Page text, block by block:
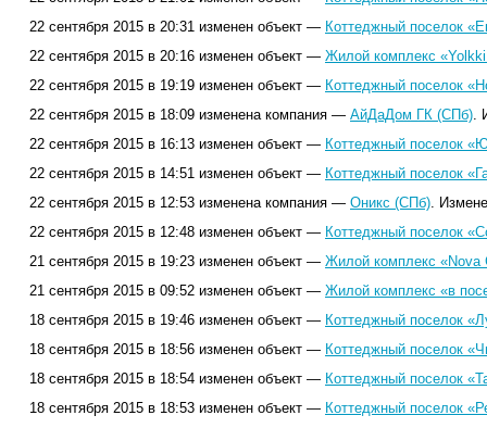
22 сентября 2015 в 20:31 изменен объект — Коттеджный поселок
22 сентября 2015 в 20:16 изменен объект — Жилой комплекс
22 сентября 2015 в 19:19 изменен объект — Коттеджный поселок
22 сентября 2015 в 18:09 изменена компания — АйДаДом ГК (СПб).
22 сентября 2015 в 16:13 изменен объект — Коттеджный поселок
22 сентября 2015 в 14:51 изменен объект — Коттеджный поселок
22 сентября 2015 в 12:53 изменена компания — Оникс (СПб).
22 сентября 2015 в 12:48 изменен объект — Коттеджный поселок
21 сентября 2015 в 19:23 изменен объект — Жилой комплекс «Nova
21 сентября 2015 в 09:52 изменен объект — Жилой комплекс «в
18 сентября 2015 в 19:46 изменен объект — Коттеджный поселок
18 сентября 2015 в 18:56 изменен объект — Коттеджный поселок
18 сентября 2015 в 18:54 изменен объект — Коттеджный поселок
18 сентября 2015 в 18:53 изменен объект — Коттеджный поселок